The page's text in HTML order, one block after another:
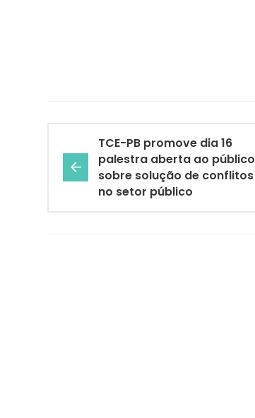
TCE-PB promove dia 16
palestra aberta ao público
sobre solução de conflitos
no setor público